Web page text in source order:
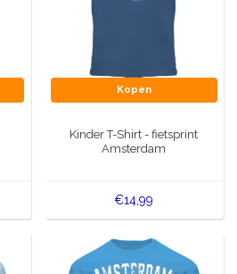
Kopen
Kinder T-Shirt - fietsprint
Amsterdam
€14,99